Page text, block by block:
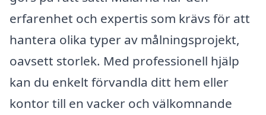
erfarenhet och expertis som krävs för att
hantera olika typer av målningsprojekt,
oavsett storlek. Med professionell hjälp
kan du enkelt förvandla ditt hem eller
kontor till en vacker och välkomnande